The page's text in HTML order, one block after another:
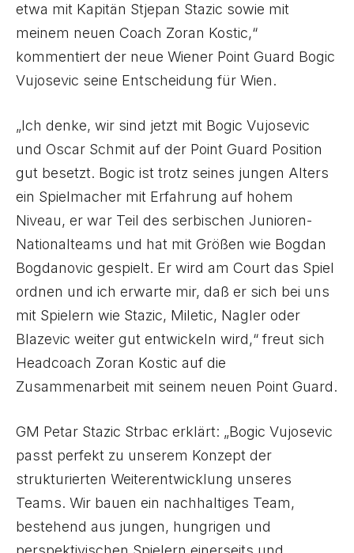
etwa mit Kapitän Stjepan Stazic sowie mit
meinem neuen Coach Zoran Kostic,“
kommentiert der neue Wiener Point Guard Bogic
Vujosevic seine Entscheidung für Wien.
„Ich denke, wir sind jetzt mit Bogic Vujosevic
und Oscar Schmit auf der Point Guard Position
gut besetzt. Bogic ist trotz seines jungen Alters
ein Spielmacher mit Erfahrung auf hohem
Niveau, er war Teil des serbischen Junioren-
Nationalteams und hat mit Größen wie Bogdan
Bogdanovic gespielt. Er wird am Court das Spiel
ordnen und ich erwarte mir, daß er sich bei uns
mit Spielern wie Stazic, Miletic, Nagler oder
Blazevic weiter gut entwickeln wird,“ freut sich
Headcoach Zoran Kostic auf die
Zusammenarbeit mit seinem neuen Point Guard.
GM Petar Stazic Strbac erklärt: „Bogic Vujosevic
passt perfekt zu unserem Konzept der
strukturierten Weiterentwicklung unseres
Teams. Wir bauen ein nachhaltiges Team,
bestehend aus jungen, hungrigen und